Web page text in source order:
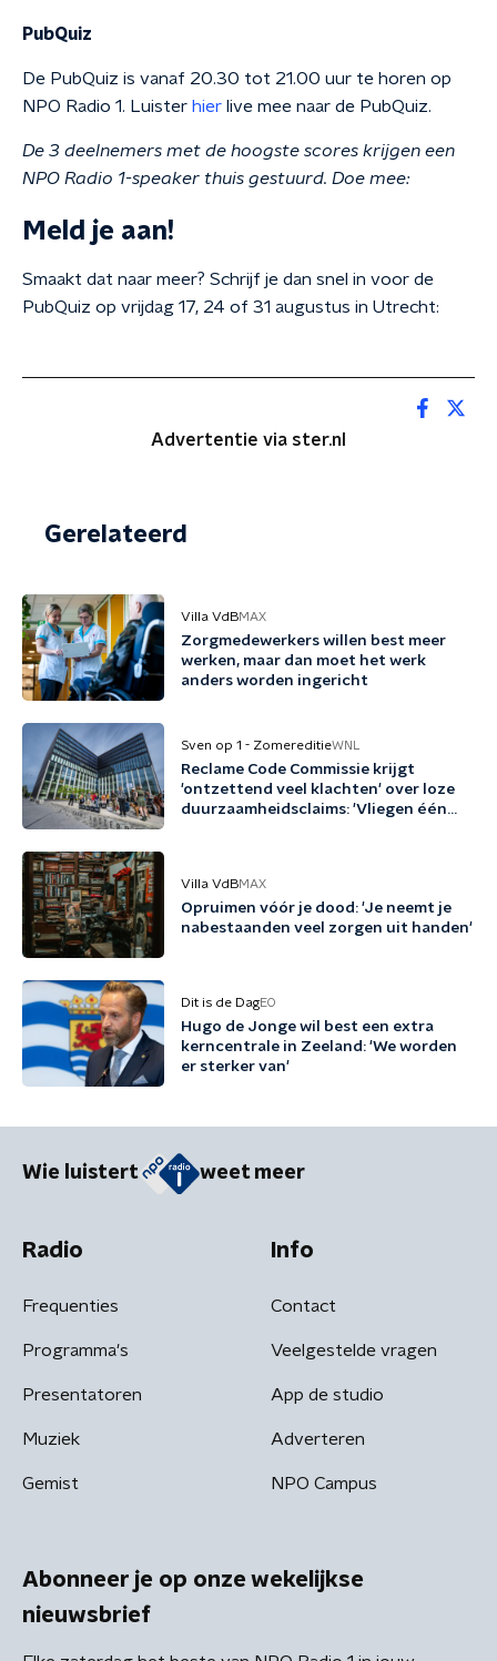
PubQuiz
De PubQuiz is vanaf 20.30 tot 21.00 uur te horen op
NPO Radio 1. Luister hier live mee naar de PubQuiz.
De 3 deelnemers met de hoogste scores krijgen een
NPO Radio 1-speaker thuis gestuurd. Doe mee:
Meld je aan!
Smaakt dat naar meer? Schrijf je dan snel in voor de
PubQuiz op vrijdag 17, 24 of 31 augustus in Utrecht:
Advertentie via ster.nl
Gerelateerd
Villa VdBMAX
Zorgmedewerkers willen best meer
werken, maar dan moet het werk
anders worden ingericht
Sven op 1 - ZomereditieWNL
Reclame Code Commissie krijgt
'ontzettend veel klachten' over loze
duurzaamheidsclaims: 'Vliegen één
Villa VdBMAX
Opruimen vóór je dood: 'Je neemt je
nabestaanden veel zorgen uit handen'
Dit is de DagEO
Hugo de Jonge wil best een extra
kerncentrale in Zeeland: 'We worden
er sterker van'
Wie luistert weet meer
Radio
Frequenties
Programma's
Presentatoren
Muziek
Gemist
Info
Contact
Veelgestelde vragen
App de studio
Adverteren
NPO Campus
Abonneer je op onze wekelijkse
nieuwsbrief